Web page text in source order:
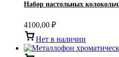
Набор настольных
4100,00 ₽
Нет в наличии